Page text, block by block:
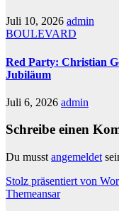
Juli 10, 2026 admin
BOULEVARD
Red Party: Christian
Jubiläum
Juli 6, 2026 admin
Schreibe einen
Du musst angemeldet
Stolz präsentiert von
Themeansar